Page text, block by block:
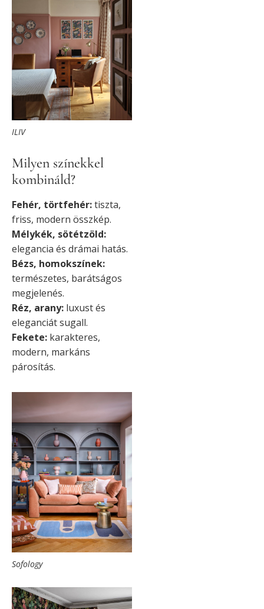
ILIV
Milyen színekkel
kombináld?
Fehér, törtfehér:tiszta,
friss, modern összkép.
Mélykék, sötétzöld:
elegancia és drámai hatás.
Bézs, homokszínek:
természetes, barátságos
megjelenés.
Réz, arany: luxust és
eleganciát sugall.
Fekete: karakteres,
modern, markáns
párosítás.
Sofology